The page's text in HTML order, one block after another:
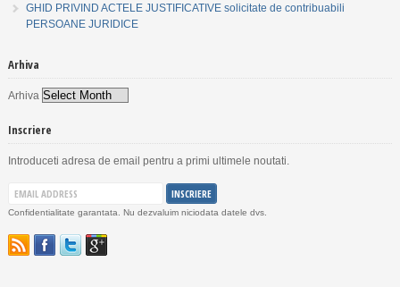
GHID PRIVIND ACTELE JUSTIFICATIVE solicitate de contribuabili
PERSOANE JURIDICE
Arhiva
Arhiva
Inscriere
Introduceti adresa de email pentru a primi ultimele noutati.
Confidentialitate garantata. Nu dezvaluim niciodata datele dvs.